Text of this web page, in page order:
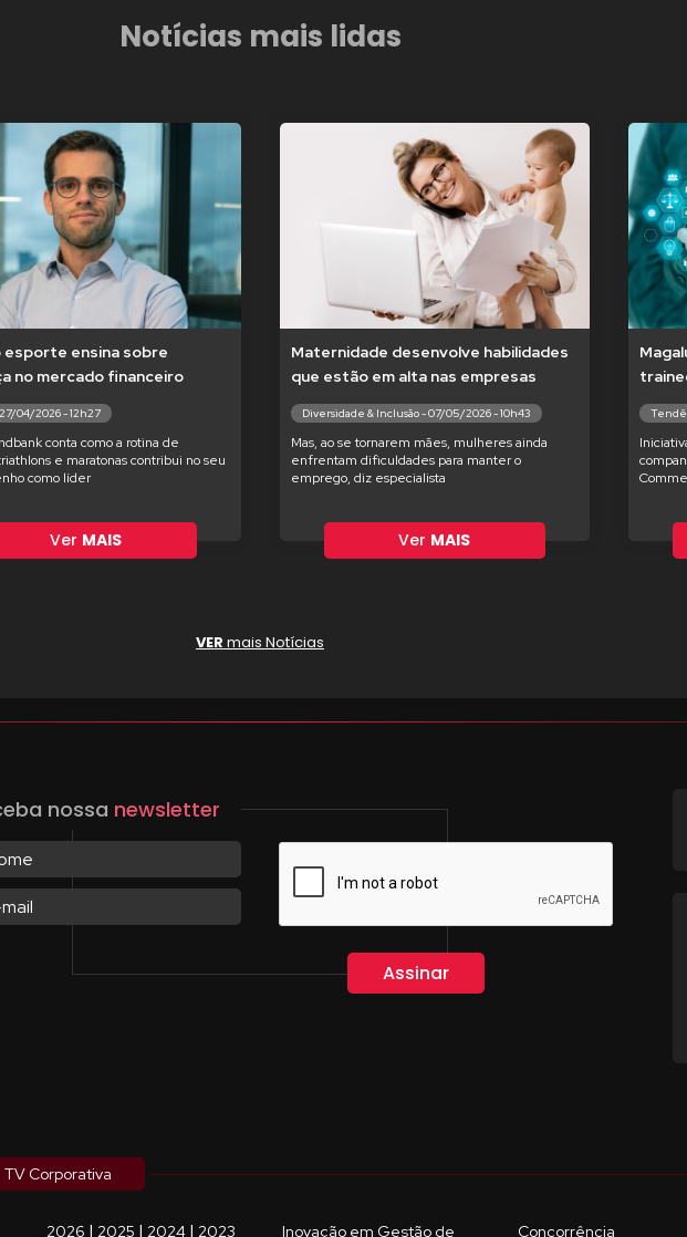
Notícias mais lidas
esporte ensina sobre
no mercado financeiro
04/2026 - 12h27
conta como a rotina de
e maratonas contribui no seu
como líder
Ver MAIS
Maternidade desenvolve habilidades
que estão em alta nas empresas
Diversidade & Inclusão - 07/05/2026 - 10h43
Mas, ao se tornarem mães, mulheres ainda
enfrentam dificuldades para manter o
emprego, diz especialista
Ver MAIS
VER mais Notícias
nossa newsletter
TV Corporativa
2026 | 2025 | 2024 | 2023 Inovação em Gestão de Concorrência